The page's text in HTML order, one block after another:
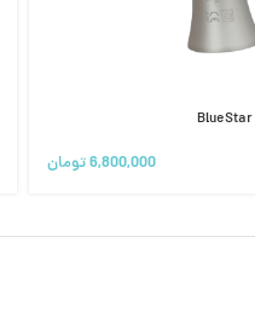
6,800,000تومان